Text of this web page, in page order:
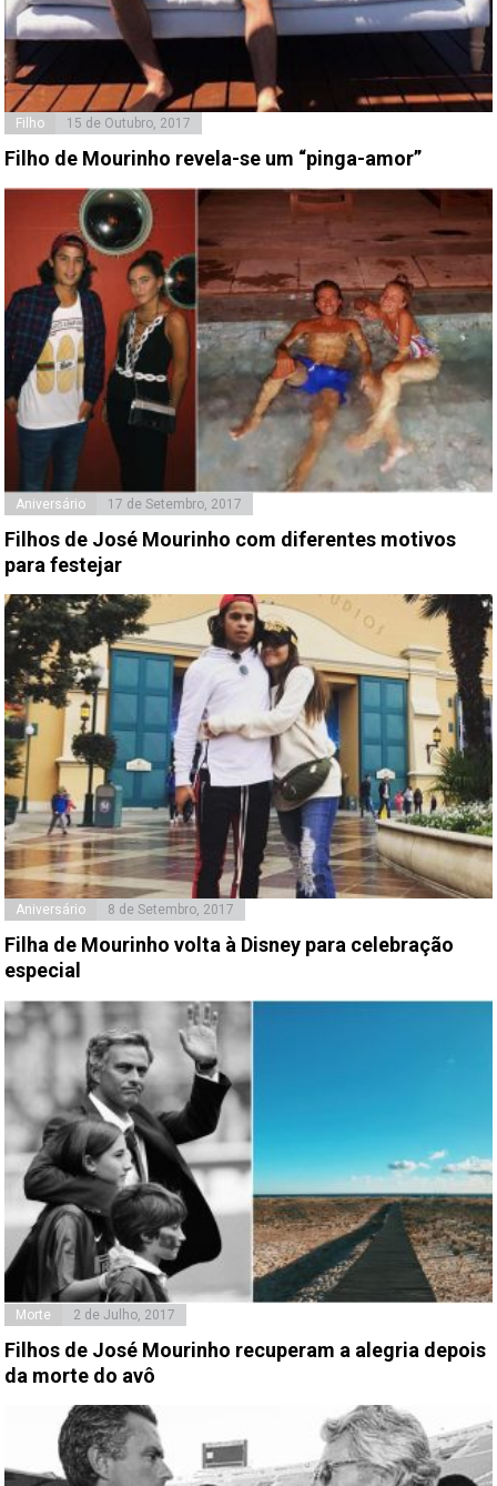
Filho 15 de Outubro, 2017
Filho de Mourinho revela-se um “pinga-amor”
Aniversário 17 de Setembro, 2017
Filhos de José Mourinho com diferentes motivos
para festejar
Aniversário 8 de Setembro, 2017
Filha de Mourinho volta à Disney para celebração
especial
Morte 2 de Julho, 2017
Filhos de José Mourinho recuperam a alegria depois
da morte do avô